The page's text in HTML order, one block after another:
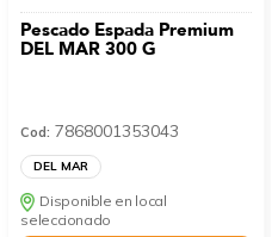
Pescado Espada Premium
DEL MAR 300 G
Cod: 7868001353043
DEL MAR
Disponible en local
seleccionado